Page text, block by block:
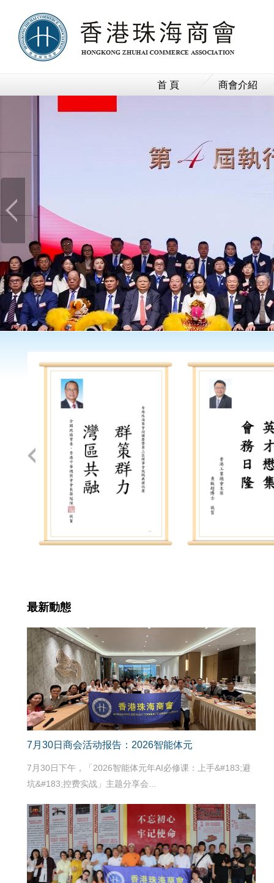
首 頁 商會介紹
最新動態
7月30日商会活动报告：2026智能体元
7月30日下午，「2026智能体元年AI必修课：上手&#183;避
坑&#183;控费实战」主题分享会...